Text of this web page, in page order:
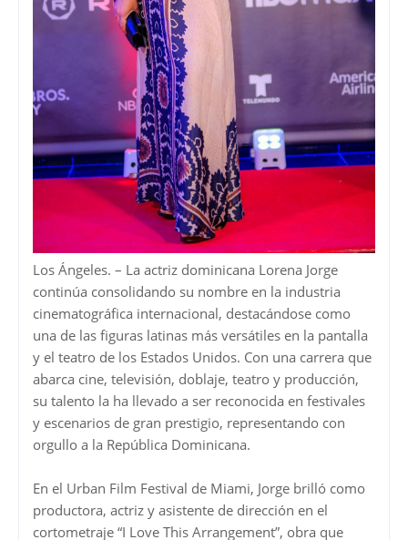
Los Ángeles. – La actriz dominicana Lorena Jorge
continúa consolidando su nombre en la industria
cinematográfica internacional, destacándose como
una de las figuras latinas más versátiles en la pantalla
y el teatro de los Estados Unidos. Con una carrera que
abarca cine, televisión, doblaje, teatro y producción,
su talento la ha llevado a ser reconocida en festivales
y escenarios de gran prestigio, representando con
orgullo a la República Dominicana.
En el Urban Film Festival de Miami, Jorge brilló como
productora, actriz y asistente de dirección en el
cortometraje “I Love This Arrangement”, obra que